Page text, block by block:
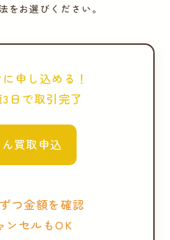
をお選びください。
申し込める！
日で取引完了
買取申込
つ金額を確認
ンセルもOK